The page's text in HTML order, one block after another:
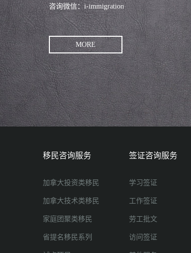
咨询微信：i-immigration
MORE
移民咨询服务
加拿大投资类移民
加拿大技术类移民
家庭团聚类移民
省提名移民系列
签证咨询服务
学习签证
工作签证
劳工批文
访问签证